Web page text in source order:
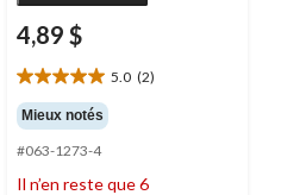
4,89 $
5.0 (2)
5.0
étoile(s)
sur
5.
2
Mieux notés
#063-1273-4
Il n’en reste que 6